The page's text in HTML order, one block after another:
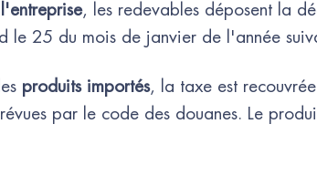
, les redevables déposent la
le 25 du mois de janvier de l'année
produits importés, la taxe est
par le code des douanes. Le